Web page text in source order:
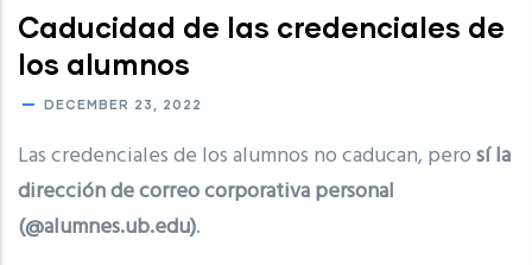
Caducidad de las credenciales de
los alumnos
DECEMBER 23, 2022
Las credenciales de los alumnos no caducan, perosí la
dirección de correo corporativa personal
(@alumnes.ub.edu).